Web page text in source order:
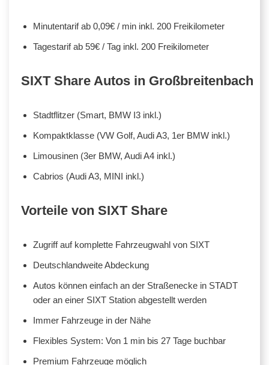
Minutentarif ab 0,09€ / min inkl. 200 Freikilometer
Tagestarif ab 59€ / Tag inkl. 200 Freikilometer
SIXT Share Autos in Großbreitenbach
Stadtflitzer (Smart, BMW I3 inkl.)
Kompaktklasse (VW Golf, Audi A3, 1er BMW inkl.)
Limousinen (3er BMW, Audi A4 inkl.)
Cabrios (Audi A3, MINI inkl.)
Vorteile von SIXT Share
Zugriff auf komplette Fahrzeugwahl von SIXT
Deutschlandweite Abdeckung
Autos können einfach an der Straßenecke in STADT
oder an einer SIXT Station abgestellt werden
Immer Fahrzeuge in der Nähe
Flexibles System: Von 1 min bis 27 Tage buchbar
Premium Fahrzeuge möglich